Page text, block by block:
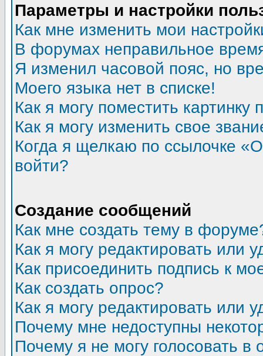
Параметры и настройки
Как мне изменить мои
В форумах неправильное
Я изменил часовой пояс, но
Моего языка нет в списке!
Как я могу поместить
Как я могу изменить свое
Когда я щелкаю по ссылочке
войти?
Создание сообщений
Как мне создать тему в
Как я могу редактировать или
Как присоединить подпись к
Как создать опрос?
Как я могу редактировать или
Почему мне недоступны
Почему я не могу голосовать в